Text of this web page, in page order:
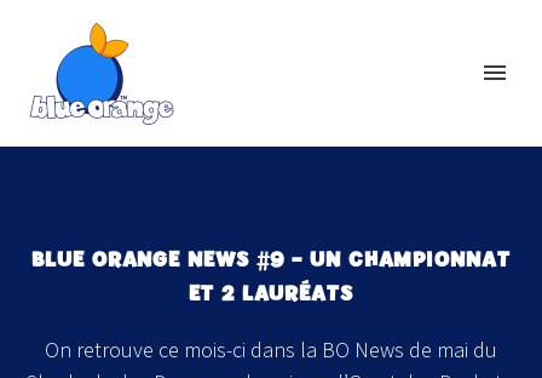
BLUE ORANGE NEWS #9 – UN CHAMPIONNAT
ET 2 LAURÉATS
On retrouve ce mois-ci dans la BO News de mai du